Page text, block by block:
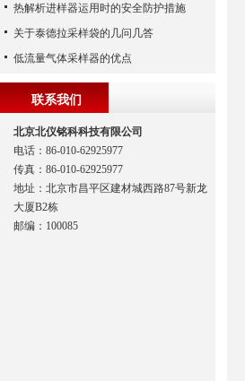
热解析进样器运用时的安全防护措施
关于泰德拉采样袋的几问几答
低流量气体采样器的优点
联系我们
北京北仪铭科科技有限公司
电话：86-010-62925977
传真：86-010-62925977
地址：北京市昌平区建材城西路87号新龙
大厦B2栋
邮编：100085